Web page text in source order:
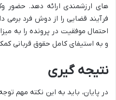
های ارزشمندی ارائه دهد. حضور
فرآیند قضایی را از دوش فرد برمی
احتمال موفقیت در پرونده را به
و به استیفای کامل حقوق قربانی
نتیجه گیری
در پایان، باید به این نکته مهم